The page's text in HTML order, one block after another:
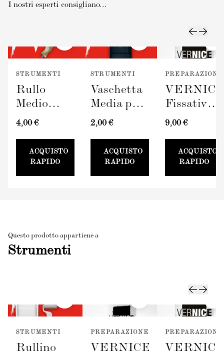
I nostri esperti consigliano...
STRUMENTI
Rullo
Medio
TERRAVERDE
4,00 €
ACQUISTO
RAPIDO
STRUMENTI
Vaschetta
Media per
Pittura
100mm
2,00 €
ACQUISTO
RAPIDO
PREPARAZIONE
Fissativo
(300ml)
9,00 €
ACQUISTO
RAPIDO
Questo prodotto appartiene a
Strumenti
STRUMENTI
Rullino
PREPARAZIONE
VERNICE
PREPARAZIONE